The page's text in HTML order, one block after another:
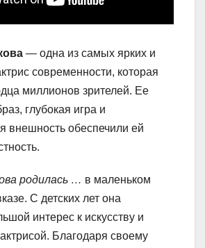
— одна из самых ярких и
современности, которая
миллионов зрителей. Ее
глубокая игра и
внешность обеспечили ей
родилась … в маленьком
С детских лет она
интерес к искусству и
Благодаря своему